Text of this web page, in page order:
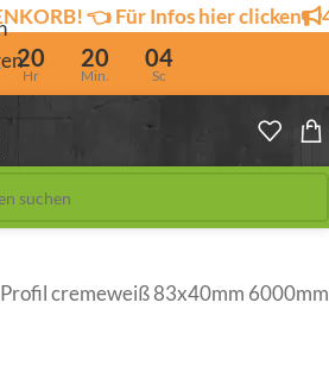
👈 Für Infos hier clicken 4%
20
Hr
20
Min.
04
Sc
cremeweiß 83x40mm 6000mm